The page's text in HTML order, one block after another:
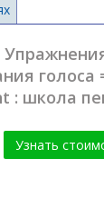
голоса
: школа
Узнать